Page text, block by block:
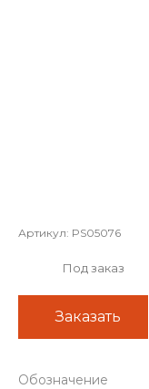
Артикул: PS05076
Под заказ
Заказать
Обозначение